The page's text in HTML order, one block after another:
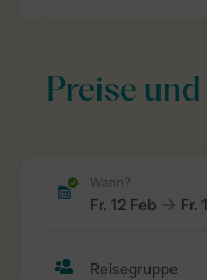
Preise